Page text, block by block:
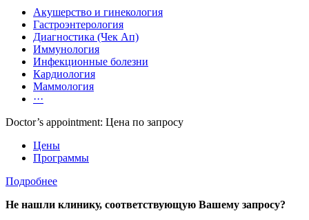
Акушерство и гинекология
Гастроэнтерология
Диагностика (Чек Ап)
Иммунология
Инфекционные болезни
Кардиология
Маммология
···
Doctor’s appointment: Цена по запросу
Цены
Программы
Подробнее
Не нашли клинику, соответствующую Вашему запросу?